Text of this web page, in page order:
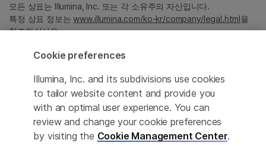
모든 상표는 Illumina, Inc. 또는 각 소유주의 자산입니다.
특정 상표 정보는www.illumina.com/ko-kr/company/legal.html을
참조하십시오.
Privacy Policy
© 2026 Illumina, Inc. All rights reserved.
Cookie preferences
Illumina, Inc. and its subdivisions use cookies
to tailor website content and provide you
with an optimal user experience. You can
review and change your cookie preferences
by visiting the Cookie Management Center.